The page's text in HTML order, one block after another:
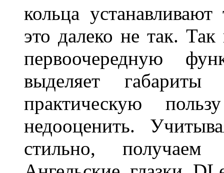
кольца
это далеко не так. Так
первоочередную
выделяет
практическую
недооценить.
стильно,